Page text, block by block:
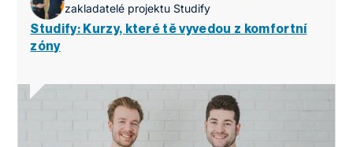
zakladatelé projektu Studify
Studify: Kurzy, které tě vyvedou z komfortní
zóny